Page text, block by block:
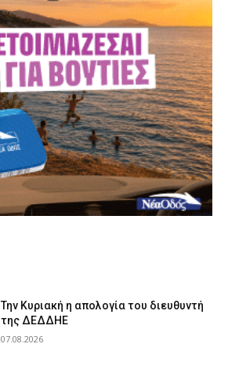
Την Κυριακή η απολογία του διευθυντή
της ΔΕΔΔΗΕ
07.08.2026